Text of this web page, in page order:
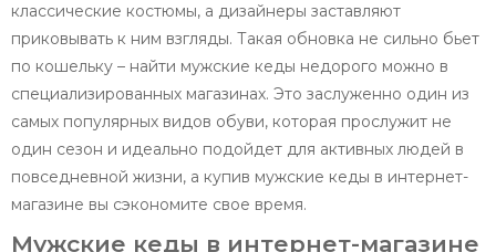
классические костюмы, а дизайнеры заставляют
приковывать к ним взгляды. Такая обновка не сильно бьет
по кошельку – найти мужские кеды недорого можно в
специализированных магазинах. Это заслуженно один из
самых популярных видов обуви, которая прослужит не
один сезон и идеально подойдет для активных людей в
повседневной жизни, а купив мужские кеды в интернет-
магазине вы сэкономите свое время.
Мужские кеды в интернет-магазине